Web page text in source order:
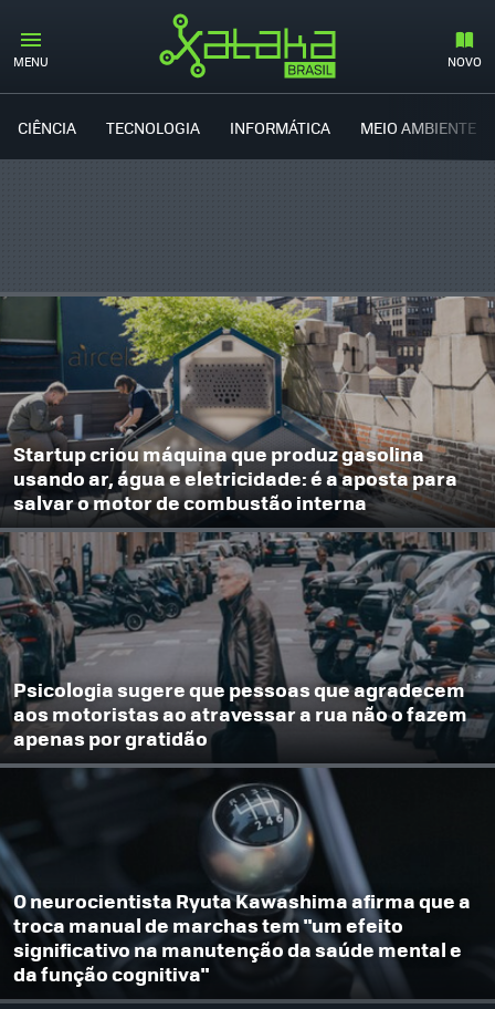
MENU NOVO
CIÊNCIA TECNOLOGIA INFORMÁTICA MEIO AMBIENTE
Startup criou máquina que produz gasolina
usando ar, água e eletricidade: é a aposta para
salvar o motor de combustão interna
Psicologia sugere que pessoas que agradecem
aos motoristas ao atravessar a rua não o fazem
apenas por gratidão
O neurocientista Ryuta Kawashima afirma que a
troca manual de marchas tem "um efeito
significativo na manutenção da saúde mental e
da função cognitiva"